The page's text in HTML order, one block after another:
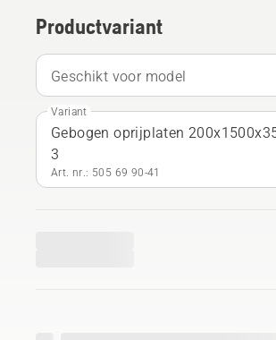
Productvariant
Geschikt voor model
Variant
Gebogen oprijplaten
3
Art. nr.: 505 69 90‑41